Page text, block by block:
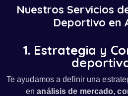
Nuestros Servicios
Deportivo en
1. Estrategia y
Te ayudamos a definir una
enanálisis de mercado,